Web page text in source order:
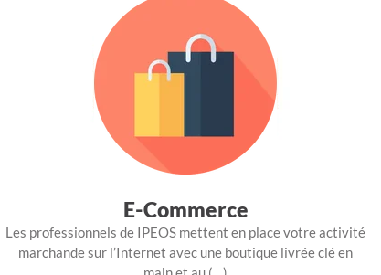
E-Commerce
Les professionnels de IPEOS mettent en place votre activité
marchande sur l’Internet avec une boutique livrée clé en